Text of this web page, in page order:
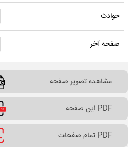
حوادث
صفحه آخر
مشاهده تصویر صفحه
PDF این صفحه
PDF تمام صفحات